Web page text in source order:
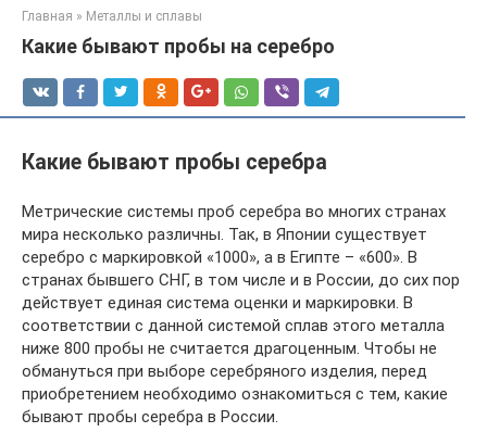
Главная » Металлы и сплавы
Какие бывают пробы на серебро
Какие бывают пробы серебра
Метрические системы проб серебра во многих странах
мира несколько различны. Так, в Японии существует
серебро с маркировкой «1000», а в Египте – «600». В
странах бывшего СНГ, в том числе и в России, до сих пор
действует единая система оценки и маркировки. В
соответствии с данной системой сплав этого металла
ниже 800 пробы не считается драгоценным. Чтобы не
обмануться при выборе серебряного изделия, перед
приобретением необходимо ознакомиться с тем, какие
бывают пробы серебра в России.